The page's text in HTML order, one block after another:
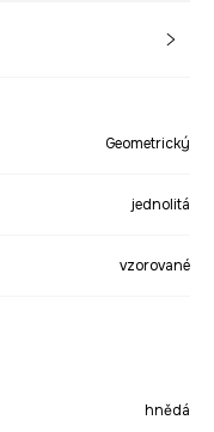
Geometrický
jednolitá
vzorované
hnědá